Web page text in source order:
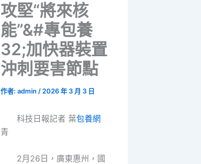
攻堅“將來核
能”&#專包養
32;加快器裝置
沖刺要害節點
作者: admin / 2026 年 3 月 3 日
科技日報記者 葉包養網
青
2月26日，廣東惠州，國